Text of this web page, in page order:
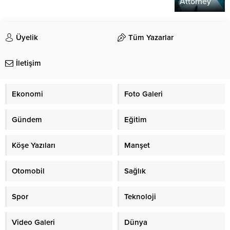
Üyelik Tüm Yazarlar
İletişim
Ekonomi Foto Galeri
Gündem Eğitim
Köşe Yazıları Manşet
Otomobil Sağlık
Spor Teknoloji
Video Galeri Dünya